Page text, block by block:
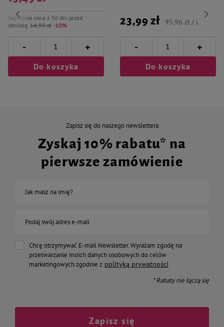
Najniższa cena z 30 dni przed
obniżką 14,99 zł -10%
- +
Do koszyka
23,99 zł 95,96 zł / l
- +
Do koszyka
Zapisz się do naszego newslettera
Zyskaj 10% rabatu* na
pierwsze zamówienie
Jak masz na imię?
Podaj swój adres e-mail
Chcę otrzymywać E-mail Newsletter. Wyrażam zgodę na
przetwarzanie moich danych osobowych do celów
marketingowych zgodnie z polityką prywatności
* Rabaty nie łączą się
Zapisz się